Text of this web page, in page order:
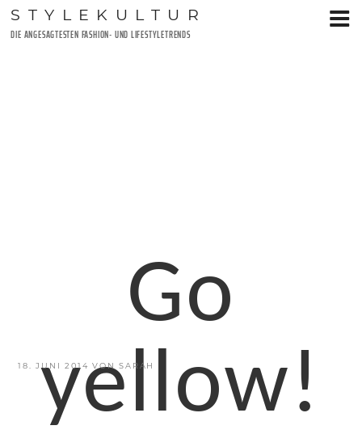
Zum
Inhalt
STYLEKULTUR
DIE ANGESAGTESTEN FASHION- UND LIFESTYLETRENDS
VERÖFFENTLICHT
18. JUNI 2014 VONSARAH
Go
yellow!